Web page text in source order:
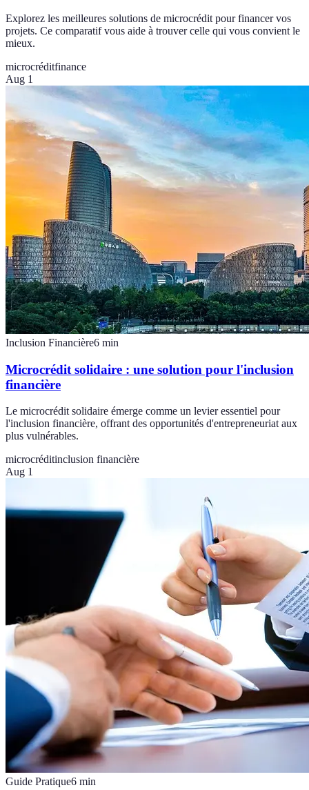
Explorez les meilleures solutions de microcrédit pour financer vos
projets. Ce comparatif vous aide à trouver celle qui vous convient le
mieux.
microcréditfinance
Aug 1
Inclusion Financière6 min
Microcrédit solidaire : une solution pour l'inclusion
financière
Le microcrédit solidaire émerge comme un levier essentiel pour
l'inclusion financière, offrant des opportunités d'entrepreneuriat aux
plus vulnérables.
microcréditinclusion financière
Aug 1
Guide Pratique6 min